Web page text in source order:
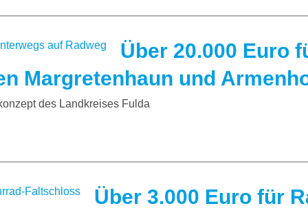
Über 20.000 Euro
Margretenhaun und
des Landkreises Fulda
Über 3.000 Euro für